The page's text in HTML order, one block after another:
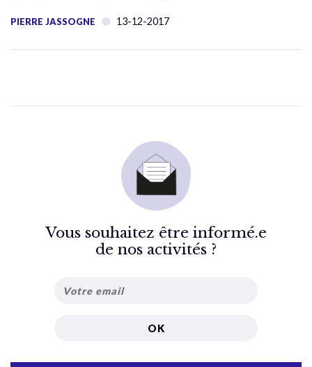
PIERRE JASSOGNE 13-12-2017
Vous souhaitez être informé.e
de nos activités ?